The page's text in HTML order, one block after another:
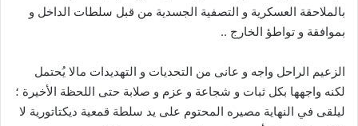
بالملاحقة العسكرية و التصفية الجسدية من قبل سلطات الداخل و
بموافقة و تواطؤ الخارج ..
الزعيم الراحل واجه و عانى من التحديات و التهديدات مالا يُحتمل
لكنه واجهها بكل ثبات و شجاعة و عزم و صلابة حتى اللحظة الأخيرة ؛
ليلقى في النهاية مصيره المحتوم على يد سلطة قمعية ديكتاتورية لا